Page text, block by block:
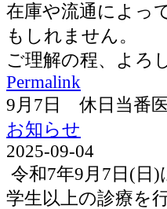
在庫や流通によっ
もしれません。
ご理解の程、よろ
Permalink
9月7日 休日当番
お知らせ
2025-09-04
令和7年9月7日(日
学生以上の診療を